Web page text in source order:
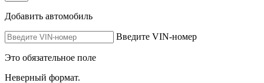
Добавить автомобиль
Введите VIN-номер
Это обязательное поле
Неверный формат.